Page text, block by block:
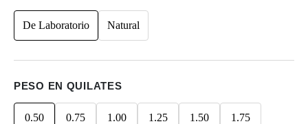
De Laboratorio Natural
PESO EN QUILATES
0.50 0.75 1.00 1.25 1.50 1.75